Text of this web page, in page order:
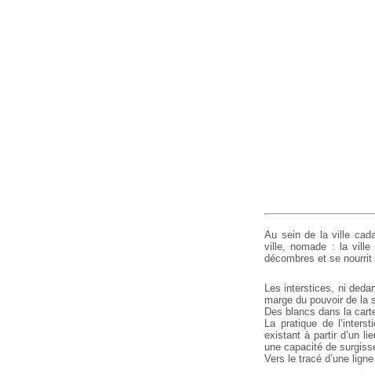
Au sein de la ville
ville, nomade : la ville
décombres et se nourrit
Les interstices, ni
marge du pouvoir de la
Des blancs dans la
La pratique de
existant à partir d’un
une capacité de
Vers le tracé d’une